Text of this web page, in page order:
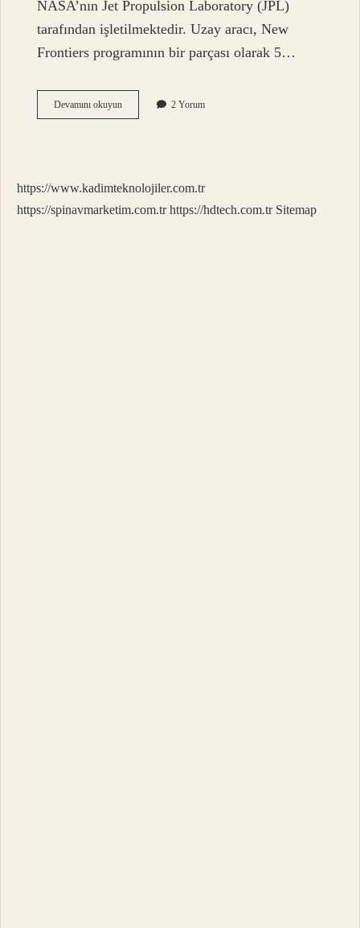
NASA’nın Jet Propulsion Laboratory (JPL)
tarafından işletilmektedir. Uzay aracı, New
Frontiers programının bir parçası olarak 5…
Devamını okuyunDünyadan
Jüpitere
2 Yorum
https://www.kadimteknolojiler.com.tr
https://spinavmarketim.com.tr https://hdtech.com.tr Sitemap